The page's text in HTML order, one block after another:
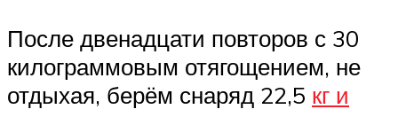
После двенадцати повторов с 30
килограммовым отягощением, не
отдыхая, берём снаряд 22,5 кг и